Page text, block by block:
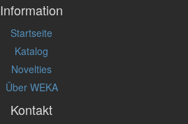
Information
Startseite
Katalog
Novelties
Über WEKA
Kontakt